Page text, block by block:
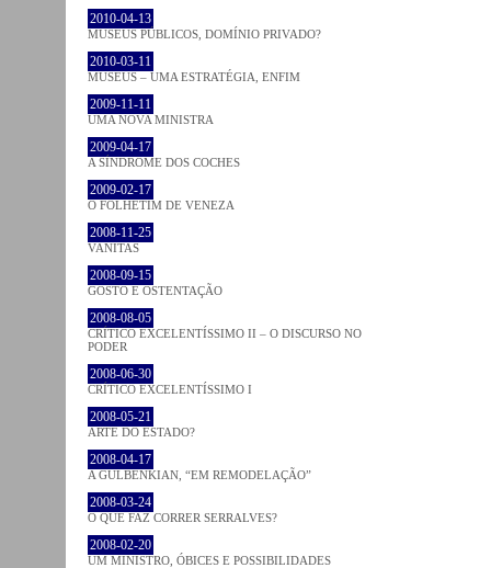
2010-04-13
MUSEUS PÚBLICOS, DOMÍNIO PRIVADO?
2010-03-11
MUSEUS – UMA ESTRATÉGIA, ENFIM
2009-11-11
UMA NOVA MINISTRA
2009-04-17
A SÍNDROME DOS COCHES
2009-02-17
O FOLHETIM DE VENEZA
2008-11-25
VANITAS
2008-09-15
GOSTO E OSTENTAÇÃO
2008-08-05
CRÍTICO EXCELENTÍSSIMO II – O DISCURSO NO
PODER
2008-06-30
CRÍTICO EXCELENTÍSSIMO I
2008-05-21
ARTE DO ESTADO?
2008-04-17
A GULBENKIAN, “EM REMODELAÇÃO”
2008-03-24
O QUE FAZ CORRER SERRALVES?
2008-02-20
UM MINISTRO, ÓBICES E POSSIBILIDADES